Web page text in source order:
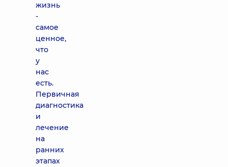
жизнь
-
самое
ценное,
что
у
нас
есть.
Первичная
диагностика
и
лечение
на
ранних
этапах